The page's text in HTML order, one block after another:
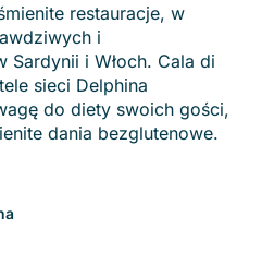
restauracje, w
i
Sardynii i Włoch. Cala di
sieci Delphina
do diety swoich gości,
dania bezglutenowe.